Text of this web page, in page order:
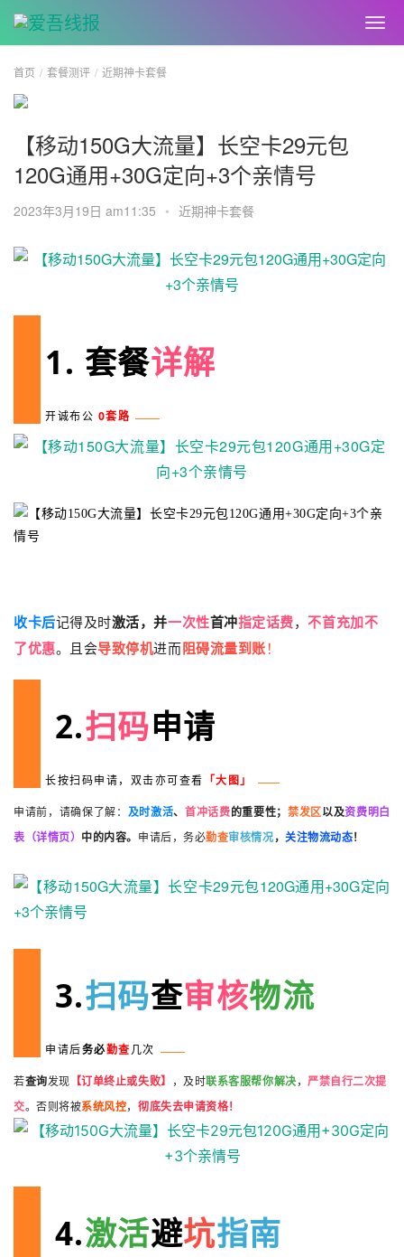
首页 套餐测评 近期神卡套餐
【移动150G大流量】长空卡29元包
120G通用+30G定向+3个亲情号
2023年3月19日 am11:35 • 近期神卡套餐
1. 套餐详解
开诚布公 0套路
收卡后记得及时激活，并一次性首冲指定话费，不首充加不
了优惠。且会导致停机进而 阻碍流量到账 ！
2.扫码申请
长按扫码申请，双击亦可查看 「大图」
申请前，请确保了解： 及时激活、首冲话费 的重要性； 禁发区以及资费明白
表（详情页） 中的内容。 申请后，务必勤查审核情况 ，关注物流动态！
3.扫码查审核物流
申请后务必勤查几次
若查询发现 【订单终止或失败】 ，及时联系客服帮你解决 ，严禁自行二次提
交。否则将被系统风控，彻底失去申请资格！
4.激活避坑指南